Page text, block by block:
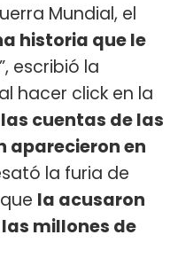
Mundial, el
historia que le
”, escribió la
hacer click en la
cuentas de las
aparecieron en
la furia de
la acusaron
millones de